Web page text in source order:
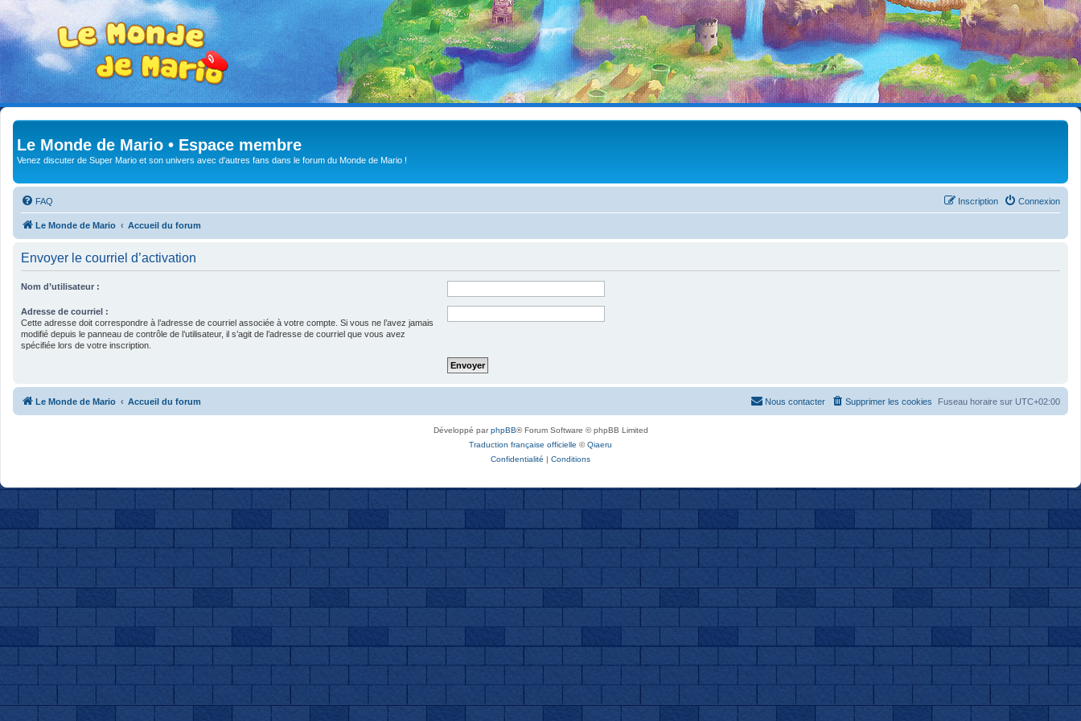
Le Monde de Mario • Espace membre
Venez discuter de Super Mario et son univers avec d'autres fans dans le forum du Monde de Mario !
FAQ Connexion
Inscription
Le Monde de Mario Accueil du forum
Envoyer le courriel d’activation
Nom d’utilisateur :
Adresse de courriel :
Cette adresse doit correspondre à l’adresse de courriel associée à votre compte. Si vous ne l’avez jamais
modifié depuis le panneau de contrôle de l’utilisateur, il s’agit de l’adresse de courriel que vous avez
spécifiée lors de votre inscription.
Le Monde de Mario Accueil du forum Fuseau horaire sur UTC+02:00
Supprimer les cookies
Nous contacter
Développé parphpBB® Forum Software © phpBB Limited
Traduction française officielle ©Qiaeru
Confidentialité | Conditions